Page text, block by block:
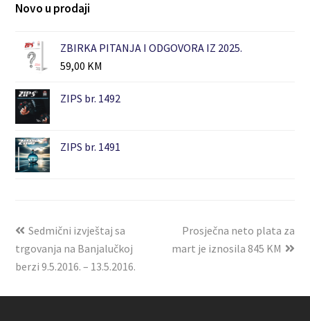
Novo u prodaji
ZBIRKA PITANJA I ODGOVORA IZ 2025.
59,00 KM
ZIPS br. 1492
ZIPS br. 1491
Sedmični izvještaj sa
trgovanja na Banjalučkoj
berzi 9.5.2016. – 13.5.2016.
Prosječna neto plata za
mart je iznosila 845 KM